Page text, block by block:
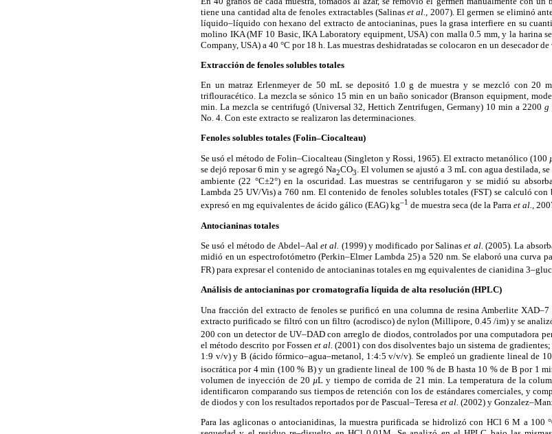
tiene una cantidad alta de fenoles extractables (Salinaset al., 2007). El germen se eliminó
líquido–líquido con hexano del extracto de antocianinas, pues la grasa interfiere en su
molino IKA (MF 10 Basic, IKA Laboratory equipment, USA) con malla 0.5 mm, y la harina
Company, USA) a 40 °C por 18 h. Las muestras deshidratadas se colocaron en un desecador de
Extracción de fenoles solubles totales
En un matraz Erlenmeyer de 50 mL se depositó 1.0 g de muestra y se mezcló con 20
triflouracético. La mezcla se sónico 15 min en un baño sonicador (Branson equipment,
min. La mezcla se centrifugó (Universal 32, Hettich Zentrifugen, Germany) 10 min a 2200 g
No. 4. Con este extracto se realizaron las determinaciones.
Fenoles solubles totales (Folin–Ciocalteau)
Se usó el método de Folin–Ciocalteau (Singleton y Rossi, 1965). El extracto metanólico (100
se dejó reposar 6 min y se agregó Na2CO3 . El volumen se ajustó a 3 mL con agua destilada,
ambiente (22 °C±2°) en la oscuridad. Las muestras se centrifugaron y se midió su
Lambda 25 UV/Vis) a 760 nm. El contenido de fenoles solubles totales (FST) se calculó
expresó en mg equivalentes de ácido gálico (EAG) kg–1 de muestra seca (de la Parra et al.,
Antocianinas totales
Se usó el método de Abdel–Aal et al. (1999) y modificado por Salinaset al.(2005). La
midió en un espectrofotómetro (Perkin–Elmer Lambda 25) a 520 nm. Se elaboró una curva
FR) para expresar el contenido de antocianinas totales en mg equivalentes de cianidina
Análisis de antocianinas por cromatografía líquida de alta resolución (HPLC)
Una fracción del extracto de fenoles se purificó en una columna de resina Amberlite
extracto purificado se filtró con un filtro (acrodisco) de nylon (Millipore, 0.45 /im) y se
200 con un detector de UV–DAD con arreglo de diodos, controlados por una computadora
el método descrito por Fossen et al.(2001) con dos disolventes bajo un sistema de
1:9 v/v) y B (ácido fórmico–agua–metanol, 1:4:5 v/v/v). Se empleó un gradiente lineal de
isocrática por 4 min (100 % B) y un gradiente lineal de 100 % de B hasta 10 % de B por 1
volumen de inyección de 20 µL y tiempo de corrida de 21 min. La temperatura de la
identificaron comparando sus tiempos de retención con los de estándares comerciales, y
de diodos y con los resultados reportados por de Pascual–Teresa et al. (2002) y
Para las agliconas o antocianidinas, la muestra purificada se hidrolizó con HCl 6 M a 100